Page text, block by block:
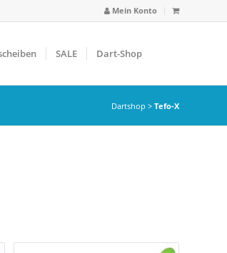
Mein Konto
SALE Dart-Shop
Dartshop > Tefo-X